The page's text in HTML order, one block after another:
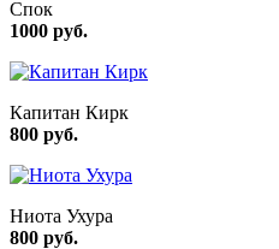
Спок
1000 руб.
Капитан Кирк
800 руб.
Ниота Ухура
800 руб.